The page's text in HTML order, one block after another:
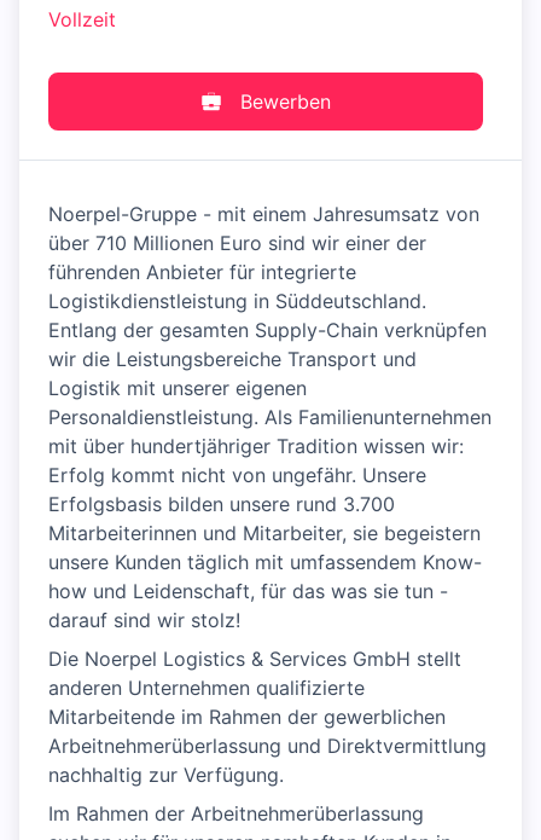
Vollzeit
Bewerben
Noerpel-Gruppe - mit einem Jahresumsatz von
über 710 Millionen Euro sind wir einer der
führenden Anbieter für integrierte
Logistikdienstleistung in Süddeutschland.
Entlang der gesamten Supply-Chain verknüpfen
wir die Leistungsbereiche Transport und
Logistik mit unserer eigenen
Personaldienstleistung. Als Familienunternehmen
mit über hundertjähriger Tradition wissen wir:
Erfolg kommt nicht von ungefähr. Unsere
Erfolgsbasis bilden unsere rund 3.700
Mitarbeiterinnen und Mitarbeiter, sie begeistern
unsere Kunden täglich mit umfassendem Know-
how und Leidenschaft, für das was sie tun -
darauf sind wir stolz!
Die Noerpel Logistics & Services GmbH stellt
anderen Unternehmen qualifizierte
Mitarbeitende im Rahmen der gewerblichen
Arbeitnehmerüberlassung und Direktvermittlung
nachhaltig zur Verfügung.
Im Rahmen der Arbeitnehmerüberlassung